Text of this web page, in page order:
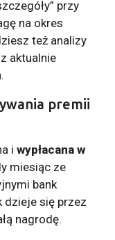
przy
na okres
też analizy
aktualnie
premii
i wypłacana w
miesiąc ze
bank
dzieje się przez
nagrodę.